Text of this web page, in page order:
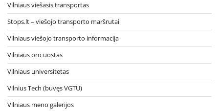
Vilniaus viešasis transportas
Stops.lt – viešojo transporto maršrutai
Vilniaus viešojo transporto informacija
Vilniaus oro uostas
Vilniaus universitetas
Vilnius Tech (buvęs VGTU)
Vilniaus meno galerijos